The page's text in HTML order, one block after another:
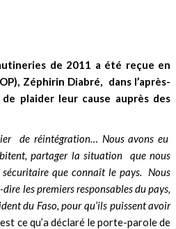
de 2011 a été reçue en
Zéphirin Diabré, dans l’après-
plaider leur cause auprès des
de réintégration… Nous avons eu
partager la situation que nous
sécuritaire que connaît le pays. Nous
les premiers responsables du pays,
du Faso, pour qu’ils puissent avoir
ce qu’a déclaré le porte-parole de